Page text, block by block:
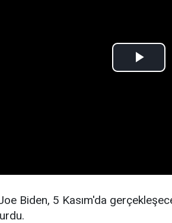
Biden, 5 Kasım'da